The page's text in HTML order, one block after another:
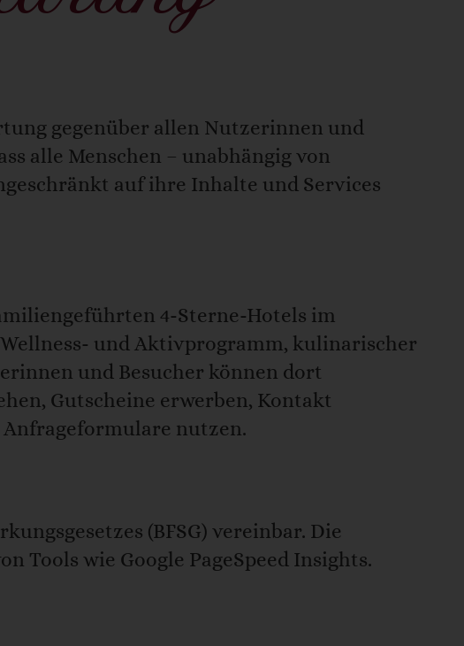
gegenüber allen Nutzerinnen und
alle Menschen – unabhängig von
auf ihre Inhalte und Services
4-Sterne-Hotels im
und Aktivprogramm, kulinarischer
und Besucher können dort
Gutscheine erwerben, Kontakt
nutzen.
(BFSG) vereinbar. Die
Tools wie Google PageSpeed Insights.